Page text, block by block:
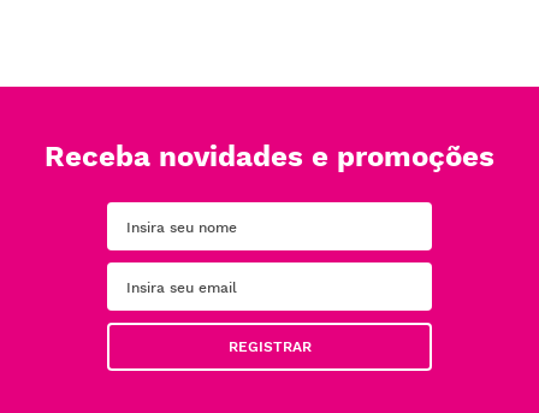
Receba novidades e promoções
REGISTRAR